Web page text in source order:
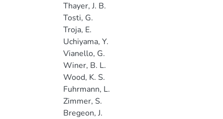
Thayer, J. B.
Tosti, G.
Troja, E.
Uchiyama, Y.
Vianello, G.
Winer, B. L.
Wood, K. S.
Fuhrmann, L.
Zimmer, S.
Bregeon, J.